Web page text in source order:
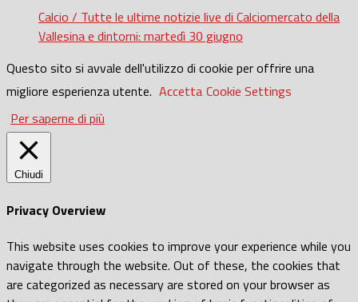
Calcio / Tutte le ultime notizie live di Calciomercato della
Vallesina e dintorni: martedì 30 giugno
Questo sito si avvale dell'utilizzo di cookie per offrire una
migliore esperienza utente. Accetta Cookie Settings
Per saperne di più
Chiudi
Privacy Overview
This website uses cookies to improve your experience while you
navigate through the website. Out of these, the cookies that
are categorized as necessary are stored on your browser as